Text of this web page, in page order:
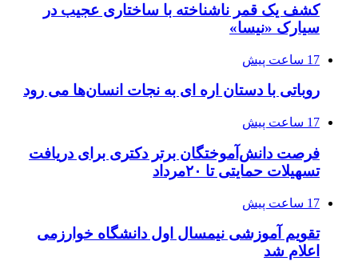
کشف یک قمر ناشناخته با ساختاری عجیب در
سیارک «نیسا»
17 ساعت پیش
روباتی با دستان اره ای به نجات انسان‌ها می رود
17 ساعت پیش
فرصت دانش‌آموختگان برتر دکتری‌ برای دریافت
تسهیلات حمایتی تا ۲۰مرداد
17 ساعت پیش
تقویم آموزشی نیمسال اول دانشگاه خوارزمی
اعلام شد